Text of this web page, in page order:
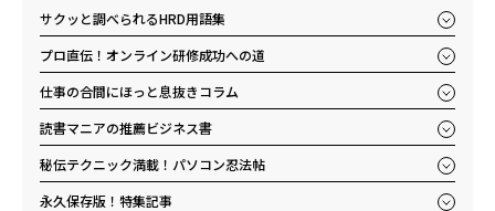
サクッと調べられるHRD用語集
プロ直伝！オンライン研修成功への道
仕事の合間にほっと息抜きコラム
読書マニアの推薦ビジネス書
秘伝テクニック満載！パソコン忍法帖
永久保存版！特集記事